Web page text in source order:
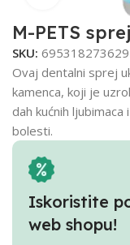
M-PETS
SKU:
Ovaj dentalni sprej
kamenca, koji je
dah kućnih
bolesti.
Iskoristite
web shopu!